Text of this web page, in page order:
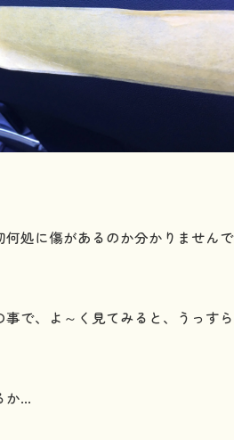
処に傷があるのか分かりませんで
で、よ～く見てみると、うっすら
か...